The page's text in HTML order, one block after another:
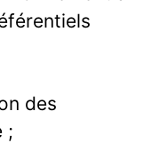
des
;